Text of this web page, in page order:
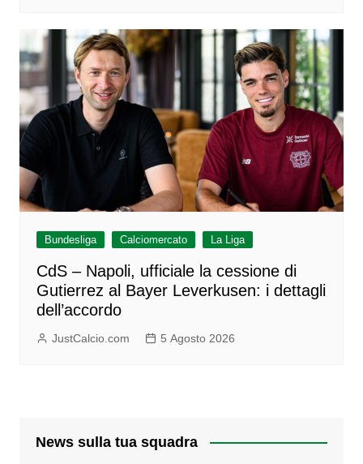
Bundesliga Calciomercato La Liga
CdS – Napoli, ufficiale la cessione di
Gutierrez al Bayer Leverkusen: i dettagli
dell’accordo
JustCalcio.com 5 Agosto 2026
News sulla tua squadra